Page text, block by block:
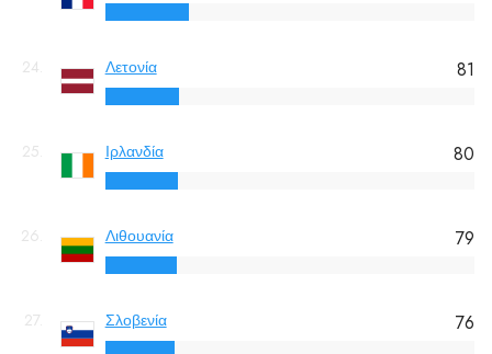
24. Λετονία 81
25. Ιρλανδία 80
26. Λιθουανία 79
27. Σλοβενία 76